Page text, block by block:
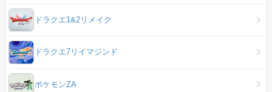
ドラクエ1&2リメイク
ドラクエ7リイマジンド
ポケモンZA